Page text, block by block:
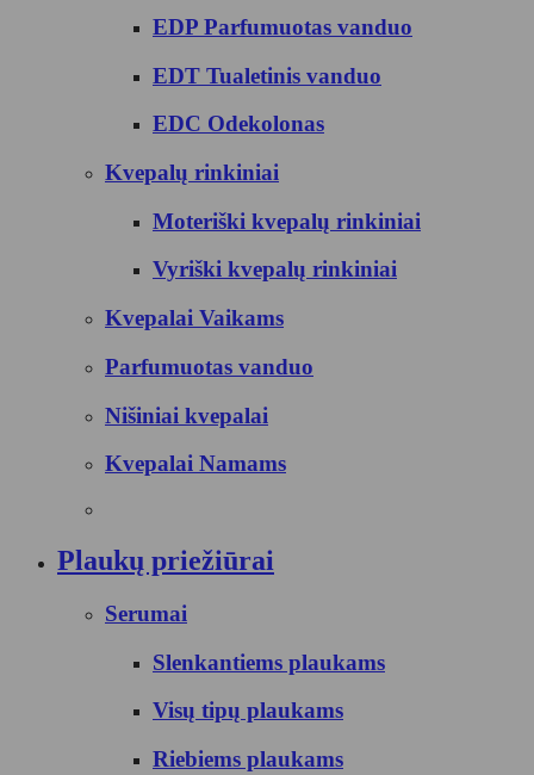
EDP Parfumuotas vanduo
EDT Tualetinis vanduo
EDC Odekolonas
Kvepalų rinkiniai
Moteriški kvepalų rinkiniai
Vyriški kvepalų rinkiniai
Kvepalai Vaikams
Parfumuotas vanduo
Nišiniai kvepalai
Kvepalai Namams
Plaukų priežiūrai
Serumai
Slenkantiems plaukams
Visų tipų plaukams
Riebiems plaukams